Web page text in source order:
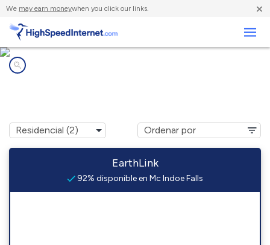
We may earn moneywhen you click our links. ×
EarthLink
92% disponible en Mc Indoe Falls